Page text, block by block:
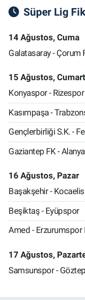
Süper Lig
14 Ağustos, Cuma
Galatasaray - Çorum
15 Ağustos,
Konyaspor - Rizespor
Kasımpaşa -
Gençlerbirliği S.K. -
Gaziantep FK -
16 Ağustos, Pazar
Başakşehir -
Beşiktaş - Eyüpspor
Amed - Erzurumspor
17 Ağustos,
Samsunspor -